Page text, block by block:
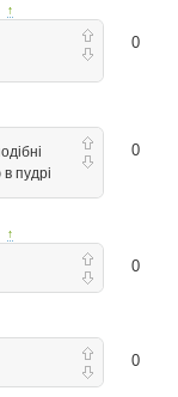
↑
0
0
пудрі
↑
0
0